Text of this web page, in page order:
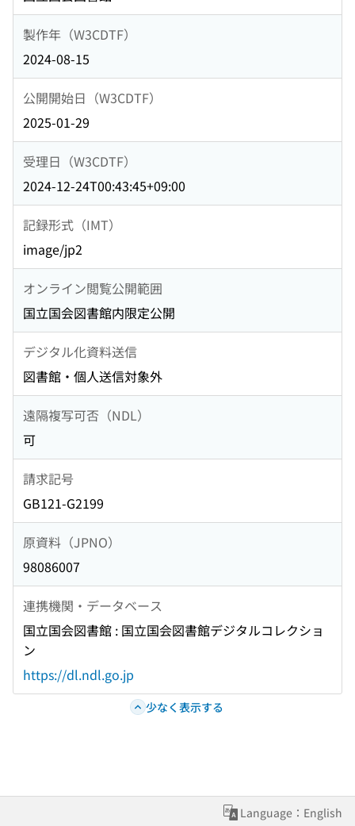
製作年（W3CDTF）
2024-08-15
公開開始日（W3CDTF）
2025-01-29
受理日（W3CDTF）
2024-12-24T00:43:45+09:00
記録形式（IMT）
image/jp2
オンライン閲覧公開範囲
国立国会図書館内限定公開
デジタル化資料送信
図書館・個人送信対象外
遠隔複写可否（NDL）
可
請求記号
GB121-G2199
原資料（JPNO）
98086007
連携機関・データベース
国立国会図書館 : 国立国会図書館デジタルコレクショ
ン
https://dl.ndl.go.jp
少なく表示する
Language：English